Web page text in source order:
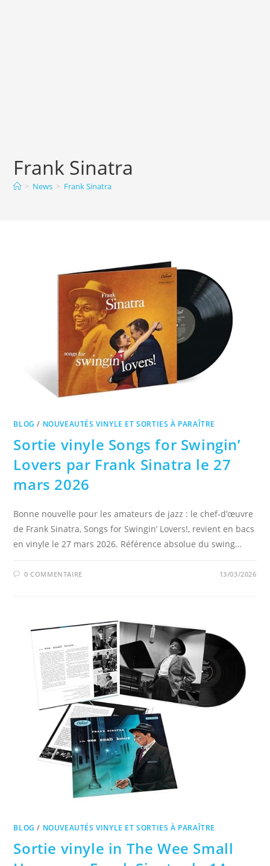
Frank Sinatra
> News > Frank Sinatra
BLOG / NOUVEAUTÉS VINYLE ET SORTIES À PARAÎTRE
Sortie vinyle Songs for Swingin’
Lovers par Frank Sinatra le 27
mars 2026
Bonne nouvelle pour les amateurs de jazz : le chef-d’œuvre
de Frank Sinatra, Songs for Swingin’ Lovers!, revient en bacs
en vinyle le 27 mars 2026. Référence absolue du swing…
0 COMMENTAIRE 13/03/2026
BLOG / NOUVEAUTÉS VINYLE ET SORTIES À PARAÎTRE
Sortie vinyle in The Wee Small